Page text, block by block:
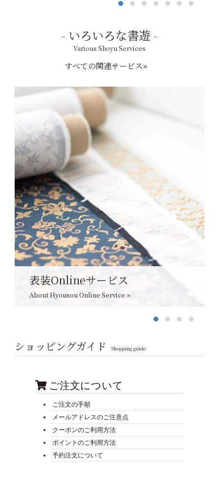
いろいろな書遊
Various Shoyu Services
すべての関連サービス»
表装Onlineサービス
About Hyousou Online Service »
ショッピングガイド Shopping guide
ご注文について
ご注文の手順
メールアドレスのご注意点
クーポンのご利用方法
ポイントのご利用方法
予約注文について